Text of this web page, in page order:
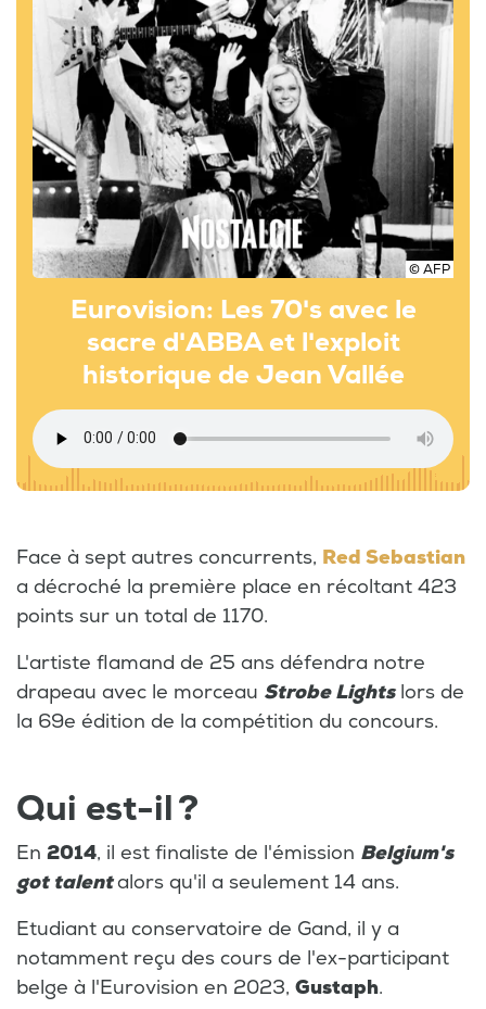
© AFP
Eurovision: Les 70's avec le
sacre d'ABBA et l'exploit
historique de Jean Vallée
Face à sept autres concurrents, Red Sebastian
a décroché la première place en récoltant 423
points sur un total de 1170.
L'artiste flamand de 25 ans défendra notre
drapeau avec le morceau Strobe Lightslors de
la 69e édition de la compétition du concours.
Qui est-il ?
En 2014, il est finaliste de l'émission Belgium's
got talentalors qu'il a seulement 14 ans.
Etudiant au conservatoire de Gand, il y a
notamment reçu des cours de l'ex-participant
belge à l'Eurovision en 2023, Gustaph.